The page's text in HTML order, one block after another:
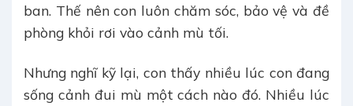
ban. Thế nên con luôn chăm sóc, bảo vệ và đề
phòng khỏi rơi vào cảnh mù tối.
Nhưng nghĩ kỹ lại, con thấy nhiều lúc con đang
sống cảnh đui mù một cách nào đó. Nhiều lúc